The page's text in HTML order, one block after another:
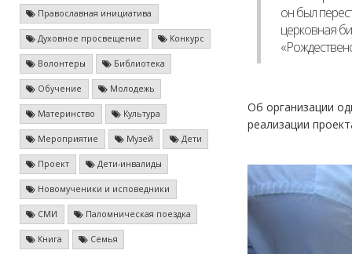
Православная инициатива
Духовное просвещение Конкурс
Волонтеры Библиотека
Обучение Молодежь
Материнство Культура
Мероприятие Музей Дети
Проект Дети-инвалиды
Новомученики и исповедники
СМИ Паломническая поездка
Книга Семья
он был
церковная
Об организации
реализации